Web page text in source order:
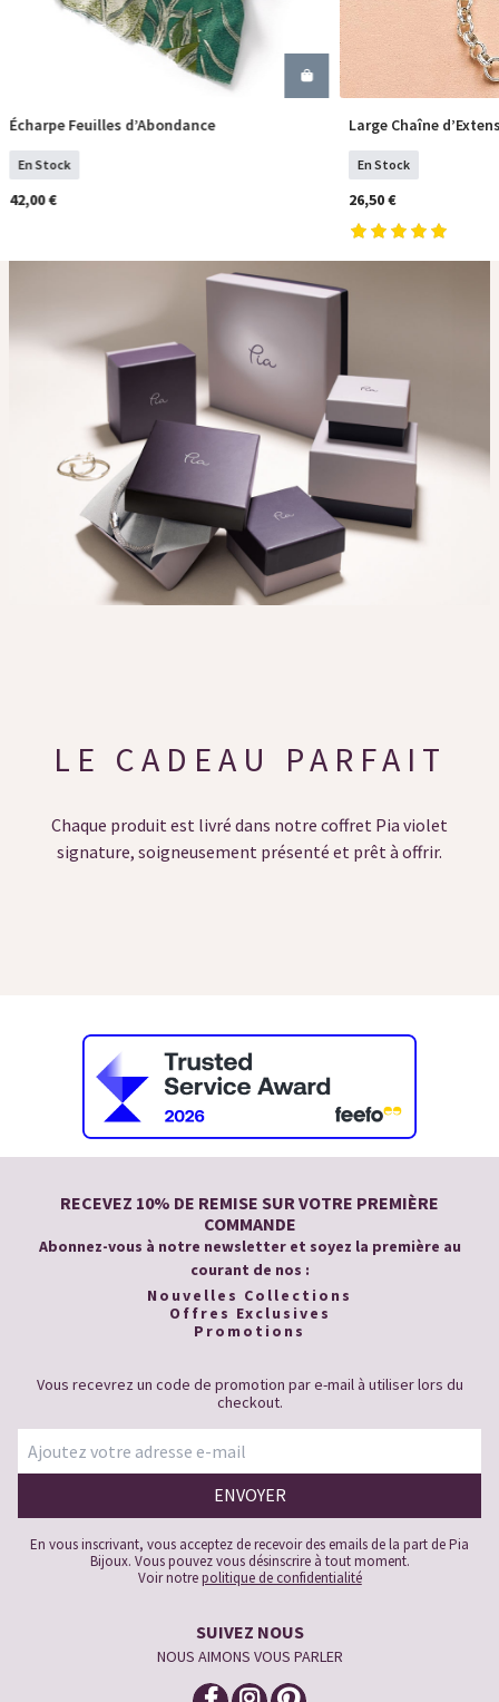
COMMANDER
Écharpe Feuilles d’Abondance
En Stock
42,00 €
Large Chaîne
En Stock
26,50 €
LE CADEAU PARFAIT
Chaque produit est livré dans notre coffret Pia violet
signature, soigneusement présenté et prêt à offrir.
RECEVEZ 10% DE REMISE SUR VOTRE PREMIÈRE
COMMANDE
Abonnez-vous à notre newsletter et soyez la première au
courant de nos :
Nouvelles Collections
Offres Exclusives
Promotions
Vous recevrez un code de promotion par e-mail à utiliser lors du
checkout.
En vous inscrivant, vous acceptez de recevoir des emails de la part de Pia
Bijoux. Vous pouvez vous désinscrire à tout moment.
Voir notrepolitique de confidentialité
SUIVEZ NOUS
NOUS AIMONS VOUS PARLER